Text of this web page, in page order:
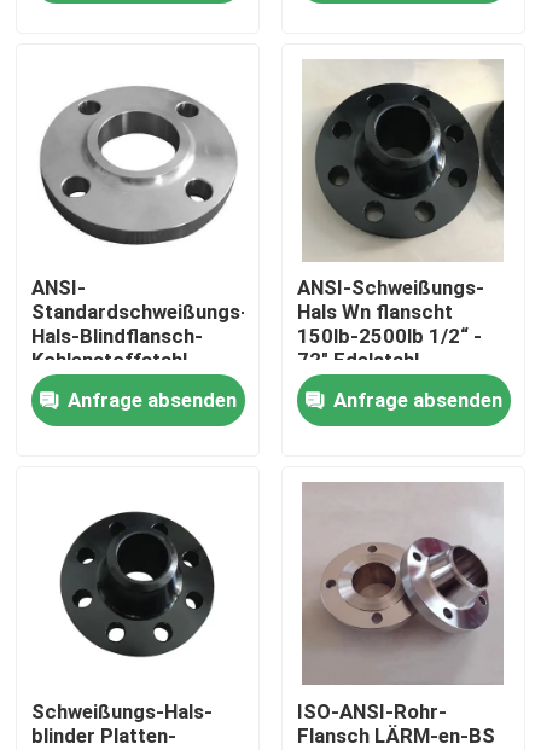
Über uns
Kontakte
Produkte
Stahlrohr-Flansch
LÄRM Rohr-Flansch
ANSI-Rohr-Flansch
GOST Standard-Flansche
Flansch BS 4504
Flansch en 1092
ANSI-
Standardschweißungs-
Hals-Blindflansch-
Kohlenstoffstahl-
Antirost-Öl
Anfrage absenden
ANSI-Schweißungs-
Hals Wn flanscht
150lb-2500lb 1/2“ -
72" Edelstahl
Anfrage absenden
Schweißungs-Hals-
blinder Platten-
ISO-ANSI-Rohr-
Flansch LÄRM-en-BS